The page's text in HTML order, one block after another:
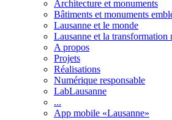
Architecture et monuments
Bâtiments et monuments
Lausanne et le monde
Lausanne et la transformation
A propos
Projets
Réalisations
Numérique responsable
LabLausanne
...
App mobile «Lausanne»